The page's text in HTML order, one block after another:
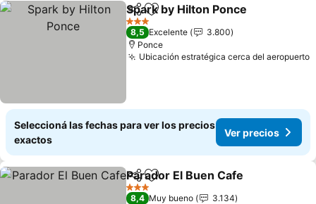
CompartirAñadir a favoritos
Spark by Hilton Ponce
3 Estrellas
8,5 Excelente
3.800
Ponce
Ubicación estratégica cerca del aeropuerto
Seleccioná las fechas para ver los precios
exactos
Ver precios
CompartirAñadir a favoritos
Parador El Buen Cafe
3 Estrellas
8,4 Muy bueno
3.134